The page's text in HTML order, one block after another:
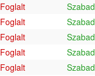
Foglalt
Szabad
Foglalt
Szabad
Foglalt
Szabad
Foglalt
Szabad
Foglalt
Szabad